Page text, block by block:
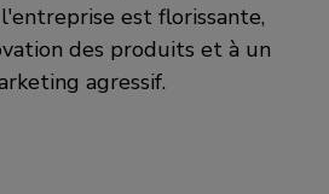
est florissante,
des produits et à un
agressif.
Années 1860
brevet, construire des